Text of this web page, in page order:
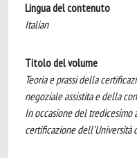
Lingua del contenuto
Italian
Titolo del volume
Teoria e prassi della
negoziale assistita e della
In occasione del tredicesimo
certificazione dell’Università